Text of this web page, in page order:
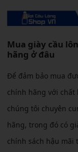
Mua giày cầu
hãng ở đâu
Để đảm bảo mua
chính hãng với chất
chúng tôi chuyên
hãng, trong đó có
chính sách hậu mãi